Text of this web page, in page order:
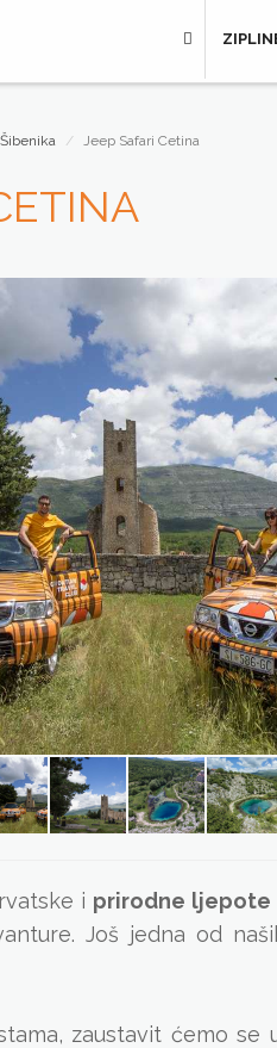
Jeep Safari Cetina
i prirodne ljepote
Još jedna od
zaustavit ćemo se